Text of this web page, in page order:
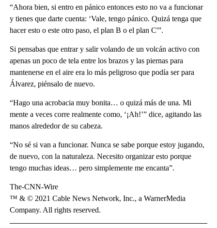
“Ahora bien, si entro en pánico entonces esto no va a funcionar
y tienes que darte cuenta: ‘Vale, tengo pánico. Quizá tenga que
hacer esto o este otro paso, el plan B o el plan C'”.
Si pensabas que entrar y salir volando de un volcán activo con
apenas un poco de tela entre los brazos y las piernas para
mantenerse en el aire era lo más peligroso que podía ser para
Álvarez, piénsalo de nuevo.
“Hago una acrobacia muy bonita… o quizá más de una. Mi
mente a veces corre realmente como, ‘¡Ah!’” dice, agitando las
manos alrededor de su cabeza.
“No sé si van a funcionar. Nunca se sabe porque estoy jugando,
de nuevo, con la naturaleza. Necesito organizar esto porque
tengo muchas ideas… pero simplemente me encanta”.
The-CNN-Wire
™ & © 2021 Cable News Network, Inc., a WarnerMedia
Company. All rights reserved.